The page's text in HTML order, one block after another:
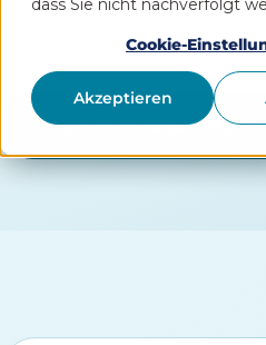
dass Sie nicht nachverfolgt
Cookie-
Akzeptieren
Versorgungseffekts in
Infomaterial